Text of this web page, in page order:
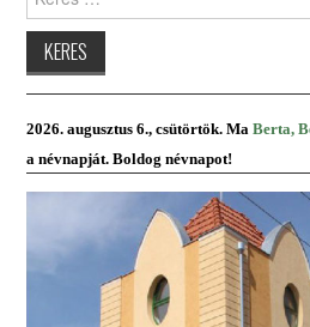
2026. augusztus 6., csütörtök. MaBerta,
a névnapját. Boldog névnapot!